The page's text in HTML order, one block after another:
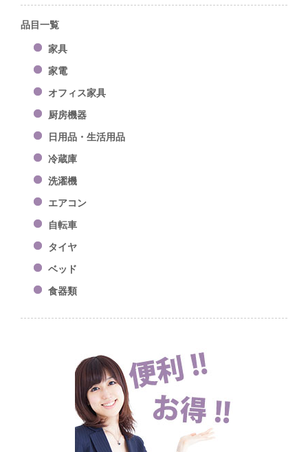
品目一覧
家具
家電
オフィス家具
厨房機器
日用品・生活用品
冷蔵庫
洗濯機
エアコン
自転車
タイヤ
ベッド
食器類